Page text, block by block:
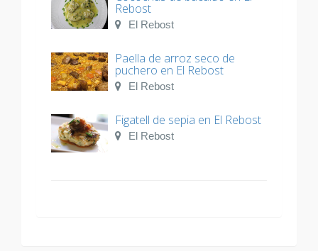
Rebost
El Rebost
Paella de arroz seco de
puchero en El Rebost
El Rebost
Figatell de sepia en El Rebost
El Rebost